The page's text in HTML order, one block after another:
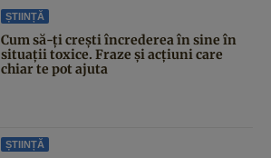
ȘTIINȚĂ
Cum să-ți crești încrederea în sine în
situații toxice. Fraze și acțiuni care
chiar te pot ajuta
ȘTIINȚĂ